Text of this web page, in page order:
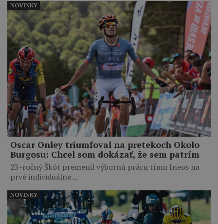
Oscar Onley triumfoval na pretekoch Okolo
Burgosu: Chcel som dokázať, že sem patrím
23-ročný Škót premenil výbornú prácu tímu Ineos na
prvé individuálne…
NOVINKY
NOVINKY